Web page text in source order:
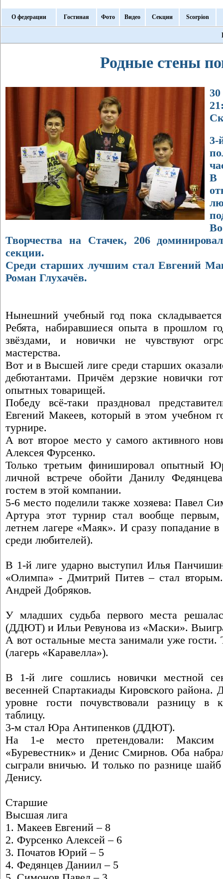
О федерации Гостиная Фото Видео Секции Scorpion
Родные стены
3-
В
Творчества на Стачек, 206
секции.
Среди старших лучшим стал Евгений
Роман Глухачёв.
Нынешний учебный год пока
Ребята, набиравшиеся опыта в прошлом
звёздами, и новички не чувствуют
мастерства.
Вот и в Высшей лиге среди старших
дебютантами. Причём дерзкие новички
опытных товарищей.
Победу всё-таки праздновал
Евгений Макеев, который в этом учебном
турнире.
А вот второе место у самого активного
Алексея Фурсенко.
Только третьим финишировал опытный
личной встрече обойти Данилу
гостем в этой компании.
5-6 место поделили также хозяева: Павел
Артура этот турнир стал вообще
летнем лагере «Маяк». И сразу попадание
среди любителей).
В 1-й лиге ударно выступил Илья
«Олимпа» - Дмитрий Питев – стал вторым.
Андрей Добряков.
У младших судьба первого места
(ДДЮТ) и Ильи Ревунова из «Маски».
А вот остальные места занимали уже гости.
(лагерь «Каравелла»).
В 1-й лиге сошлись новички местной
весенней Спартакиады Кировского района.
уровне гости почувствовали разницу в
таблицу.
3-м стал Юра Антипенков (ДДЮТ).
На 1-е место претендовали: Максим
«Буревестник» и Денис Смирнов. Оба
сыграли вничью. И только по разнице шайб
Денису.
Старшие
Высшая лига
1. Макеев Евгений – 8
2. Фурсенко Алексей – 6
3. Початов Юрий – 5
4. Федянцев Даниил – 5